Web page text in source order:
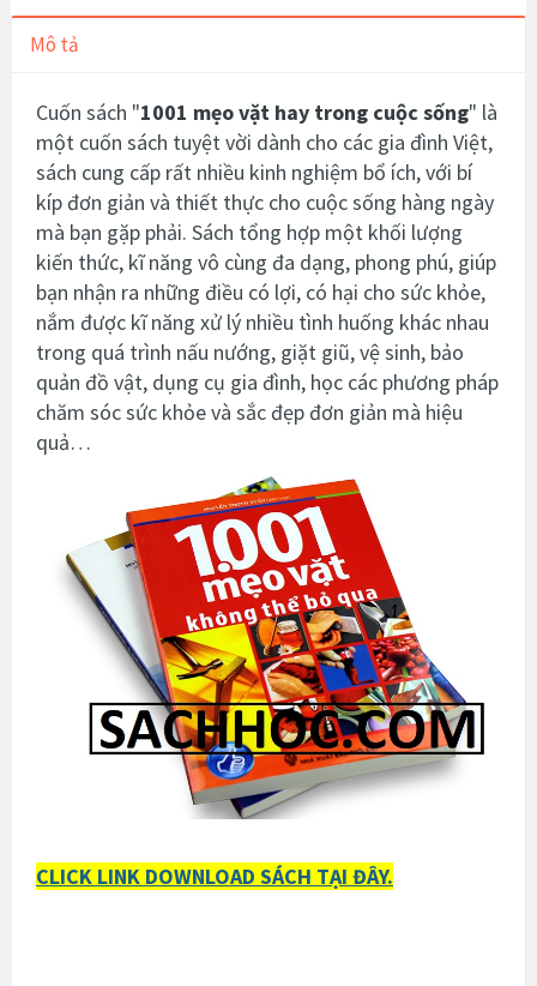
Mô tả
Cuốn sách "1001 mẹo vặt hay trong cuộc sống" là
một cuốn sách tuyệt vời dành cho các gia đình Việt,
sách cung cấp rất nhiều kinh nghiệm bổ ích, với bí
kíp đơn giản và thiết thực cho cuộc sống hàng ngày
mà bạn gặp phải. Sách tổng hợp một khối lượng
kiến thức, kĩ năng vô cùng đa dạng, phong phú, giúp
bạn nhận ra những điều có lợi, có hại cho sức khỏe,
nắm được kĩ năng xử lý nhiều tình huống khác nhau
trong quá trình nấu nướng, giặt giũ, vệ sinh, bảo
quản đồ vật, dụng cụ gia đình, học các phương pháp
chăm sóc sức khỏe và sắc đẹp đơn giản mà hiệu
quả…
CLICK LINK DOWNLOAD SÁCH TẠI ĐÂY.